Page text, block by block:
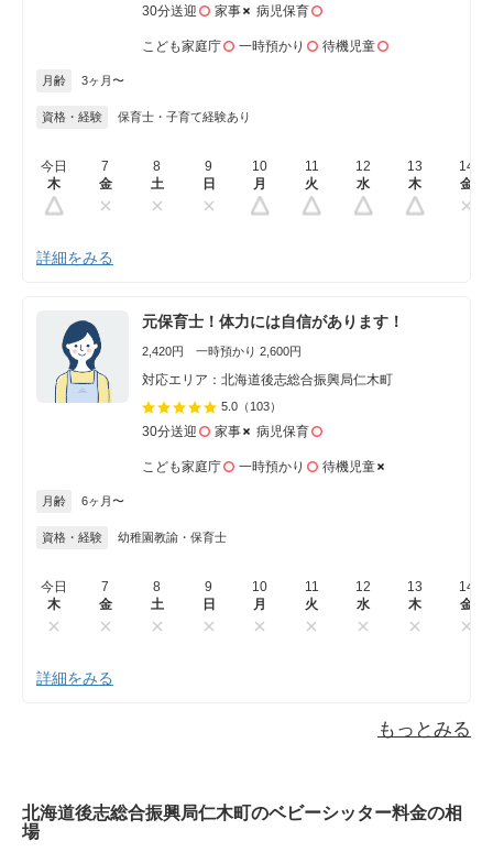
30分送迎 家事 病児保育
こども家庭庁 一時預かり 待機児童
月齢 3ヶ月〜
資格・経験 保育士・子育て経験あり
今日
木
7
金
8
土
9
日
10
月
11
火
12
水
13
木
14
金
詳細をみる
元保育士！体力には自信があります！
2,420円 一時預かり 2,600円
対応エリア：北海道後志総合振興局仁木町
5.0 （103）
30分送迎 家事 病児保育
こども家庭庁 一時預かり 待機児童
月齢 6ヶ月〜
資格・経験 幼稚園教諭・保育士
今日
木
7
金
8
土
9
日
10
月
11
火
12
水
13
木
14
金
詳細をみる
もっとみる
北海道後志総合振興局仁木町のベビーシッター料金の相
場